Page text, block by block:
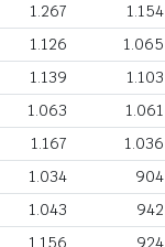
1.267 1.154
1.126 1.065
1.139 1.103
1.063 1.061
1.167 1.036
1.034 904
1.043 942
1.156 924